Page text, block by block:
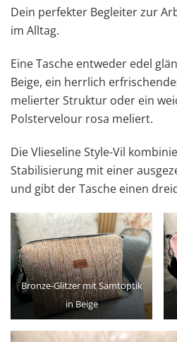
Dein perfekter Begleiter zur
im Alltag.
Eine Tasche entweder edel
Beige, ein herrlich
melierter Struktur oder ein
Polstervelour rosa meliert.
Die Vlieseline Style-Vil
Stabilisierung mit einer
und gibt der Tasche einen
Bronze-Glitzer mit Samtoptik
in Beige